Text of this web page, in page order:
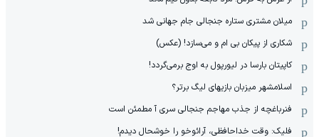
میلان مشتری ستاره جنجالی جام جهانی شد
شکاری از پیکان بی ام و می‌سازد! (عکس)
کاپیتان بارسا در لیورپول به اوج برمی‌گردد!
اسلامشهر میزبان بازیهای لیگ برتر؟
فنرباغچه از جذب مهاجم جنجالی سری آ مطمئن است
فلیک: وقت خداحافظی، آرائوخو را خوشحال دیدم!